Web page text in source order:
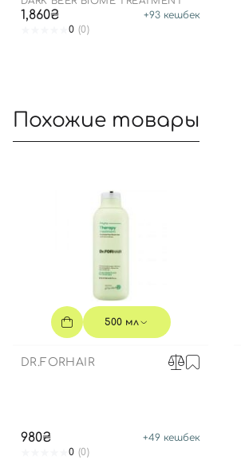
1,860₴ +93 кешбек
0 (0)
Похожие товары
500 мл
DR.FORHAIR
980₴ +49 кешбек
0 (0)